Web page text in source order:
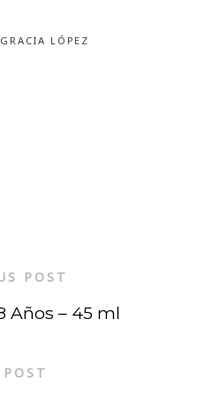
GRACIA LÓPEZ
POST
Años – 45 ml